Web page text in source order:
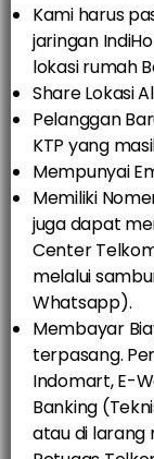
Kami harus
jaringan
lokasi rumah
Share Lokasi
Pelanggan
KTP yang
Mempunyai
Memiliki
juga dapat
Center
melalui
Whatsapp).
Membayar
terpasang.
Indomart, E-
Banking
atau di larang